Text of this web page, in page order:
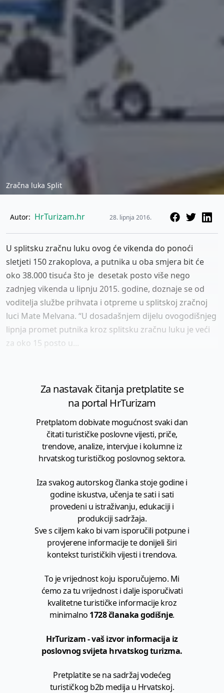
Zračna luka Split
Autor: HrTurizam.hr 28. lipnja 2016.
U splitsku zračnu luku ovog će vikenda do ponoći
sletjeti 150 zrakoplova, a putnika u oba smjera bit će
oko 38.000 tisuća što je desetak posto više nego
zadnjeg vikenda u lipnju 2015. godine, doznaje se od
voditelja službe prihvata i otpreme u splitskoj zračnoj
luci Mate Melvana. “U dosadašnjem dijelu ovogodišnjeg
lipnja promet putnika kroz splitsku zračnu luku je veći
za oko 15 posto u...
Za nastavak čitanja pretplatite se
na portal HrTurizam
Pretplatom dobivate mogućnost svaki dan
čitati turističke poslovne vijesti, priče,
trendove, analize, intervjue i kolumne iz
hrvatskog turističkog poslovnog sektora.
Iza svakog autorskog članka stoje godine i
godine iskustva, učenja te sati i sati
provedeni u istraživanju, edukaciji i
produkciji sadržaja.
Sve s ciljem kako bi vam isporučili potpune i
provjerene informacije te donijeli širi
kontekst turističkih vijesti i trendova.
To je vrijednost koju isporučujemo. Mi
ćemo za tu vrijednost i dalje isporučivati
kvalitetne turističke informacije kroz
minimalno 1728 članaka godišnje.
HrTurizam - vaš izvor informacija iz
poslovnog svijeta hrvatskog turizma.
Pretplatite se na sadržaj vodećeg
turističkog b2b medija u Hrvatskoj.